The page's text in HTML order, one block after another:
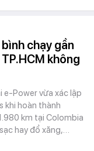
chạy gần
không
e-Power vừa xác lập
khi hoàn thành
km tại Colombia
hay đổ xăng,…